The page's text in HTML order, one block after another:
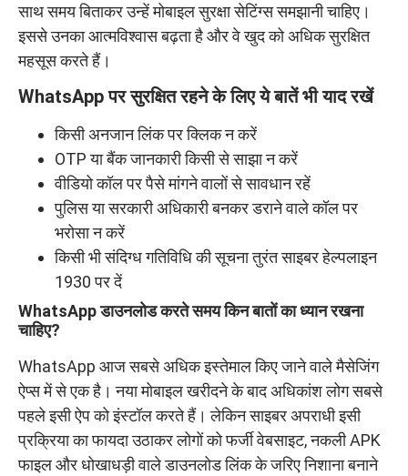
साथ समय बिताकर उन्हें मोबाइल सुरक्षा सेटिंग्स समझानी चाहिए।
इससे उनका आत्मविश्वास बढ़ता है और वे खुद को अधिक सुरक्षित
महसूस करते हैं।
WhatsApp पर सुरक्षित रहने के लिए ये बातें भी याद रखें
किसी अनजान लिंक पर क्लिक न करें
OTP या बैंक जानकारी किसी से साझा न करें
वीडियो कॉल पर पैसे मांगने वालों से सावधान रहें
पुलिस या सरकारी अधिकारी बनकर डराने वाले कॉल पर
भरोसा न करें
किसी भी संदिग्ध गतिविधि की सूचना तुरंत साइबर हेल्पलाइन
1930 पर दें
WhatsApp डाउनलोड करते समय किन बातों का ध्यान रखना
चाहिए?
WhatsApp आज सबसे अधिक इस्तेमाल किए जाने वाले मैसेजिंग
ऐप्स में से एक है। नया मोबाइल खरीदने के बाद अधिकांश लोग सबसे
पहले इसी ऐप को इंस्टॉल करते हैं। लेकिन साइबर अपराधी इसी
प्रक्रिया का फायदा उठाकर लोगों को फर्जी वेबसाइट, नकली APK
फाइल और धोखाधड़ी वाले डाउनलोड लिंक के जरिए निशाना बनाने